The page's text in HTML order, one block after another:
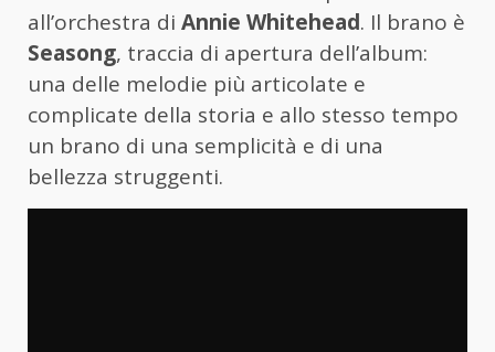
all’orchestra di Annie Whitehead. Il brano è
Seasong, traccia di apertura dell’album:
una delle melodie più articolate e
complicate della storia e allo stesso tempo
un brano di una semplicità e di una
bellezza struggenti.